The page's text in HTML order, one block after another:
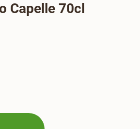
Capelle 70cl